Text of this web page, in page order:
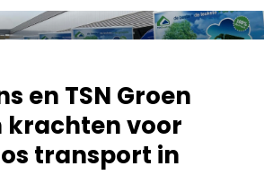
en TSN Groen
krachten voor
transport in